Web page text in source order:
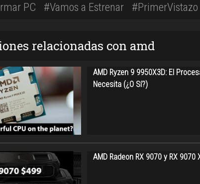
PC #Vamos a Estrenar #PrimerVistazo
relacionadas con amd
AMD Ryzen 9 9950X3D: El
Necesita (¿O Sí?)
AMD Radeon RX 9070 y RX 9070